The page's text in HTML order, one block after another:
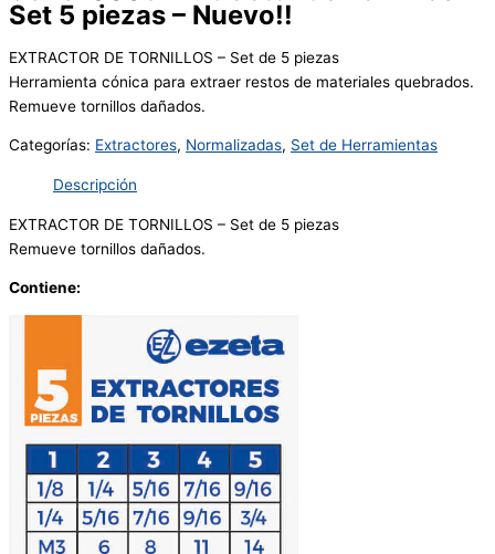
Set 5 piezas – Nuevo!!
EXTRACTOR DE TORNILLOS – Set de 5 piezas
Herramienta cónica para extraer restos de materiales quebrados.
Remueve tornillos dañados.
Categorías: Extractores, Normalizadas, Set de Herramientas
Descripción
EXTRACTOR DE TORNILLOS – Set de 5 piezas
Remueve tornillos dañados.
Contiene: